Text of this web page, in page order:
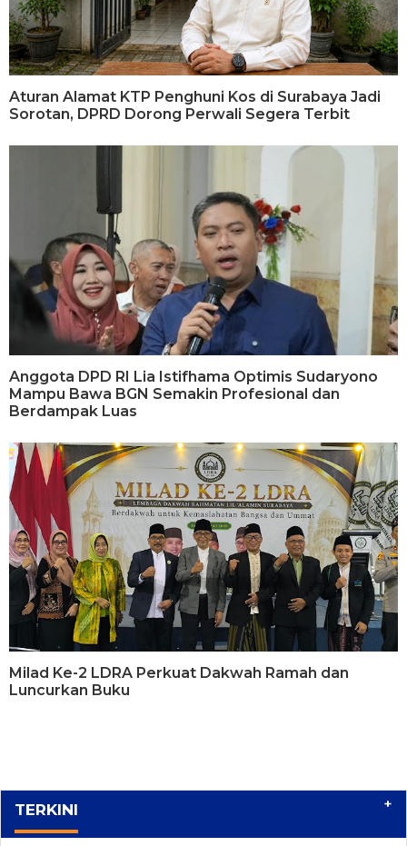
Aturan Alamat KTP Penghuni Kos di Surabaya Jadi
Sorotan, DPRD Dorong Perwali Segera Terbit
Anggota DPD RI Lia Istifhama Optimis Sudaryono
Mampu Bawa BGN Semakin Profesional dan
Berdampak Luas
Milad Ke-2 LDRA Perkuat Dakwah Ramah dan
Luncurkan Buku
TERKINI +